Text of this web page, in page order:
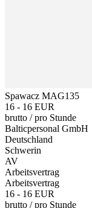
Spawacz MAG135
16 - 16 EUR
brutto /pro Stunde
Balticpersonal GmbH
Deutschland
Schwerin
AV
Arbeitsvertrag
Arbeitsvertrag
16 - 16 EUR
brutto /pro Stunde